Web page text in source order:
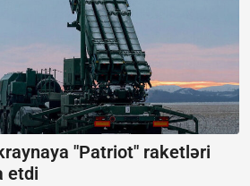
"Patriot" raketləri
etdi